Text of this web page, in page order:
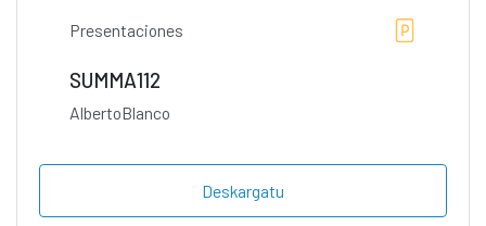
Presentaciones
SUMMA112
AlbertoBlanco
Deskargatu